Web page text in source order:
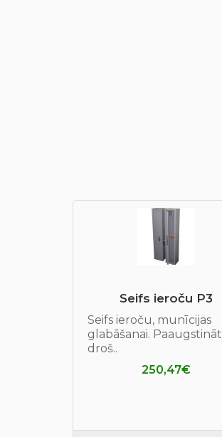
Seifs ieroču P3
Seifs ieroču, munīcijas
glabāšanai.
droš..
250,47€